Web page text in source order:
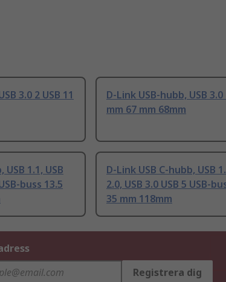
3.0 2 USB 11
D-Link USB-hubb, USB 3.0
mm 67 mm 68mm
1.1, USB
buss 13.5
D-Link USB C-hubb, USB
2.0, USB 3.0 USB 5 USB-
35 mm 118mm
Registrera dig